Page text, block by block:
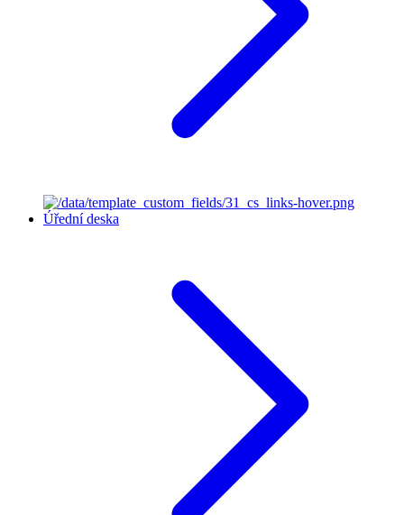
Úřední deska